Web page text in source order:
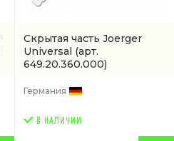
Скрытая часть Joerger
Universal (арт.
649.20.360.000)
Германия